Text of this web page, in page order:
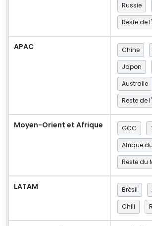
Russie
Reste de
APAC Chine
Japon
Australie
Reste de
Moyen-Orient et Afrique GCC
Afrique
Reste du
LATAM Brésil
Chili